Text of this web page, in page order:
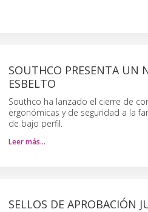
SOUTHCO PRESENTA UN
ESBELTO
Southco ha lanzado el cierre de
ergonómicas y de seguridad a la
de bajo perfil.
Leer más…
SELLOS DE APROBACIÓN